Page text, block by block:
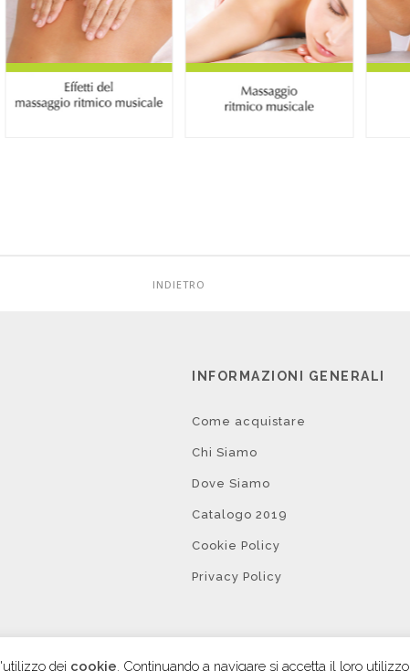
INDIETRO
INFORMAZIONI GENERALI
Come acquistare
Chi Siamo
Dove Siamo
Catalogo 2019
Cookie Policy
Privacy Policy
dei cookie . Continuando a navigare si accetta il loro utilizzo.